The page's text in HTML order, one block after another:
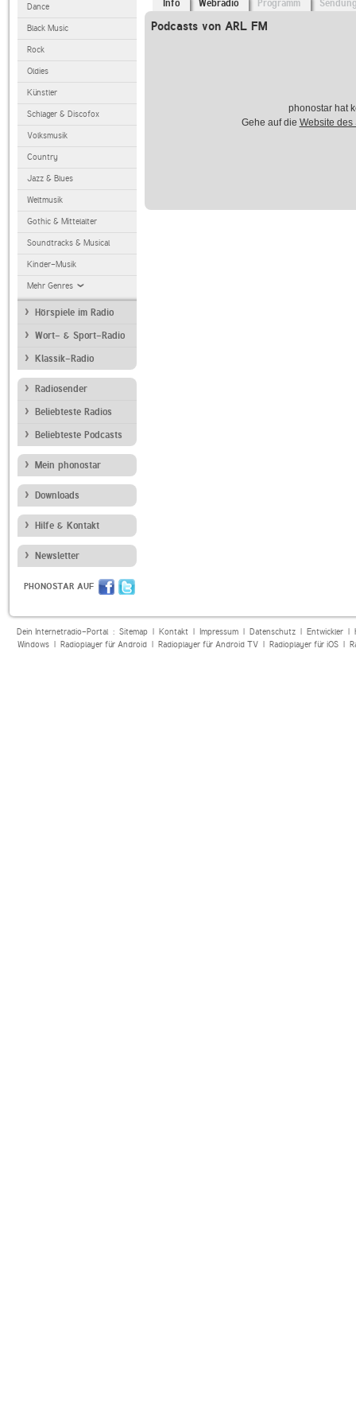
Dance
Black Music
Rock
Oldies
Künstler
Schlager & Discofox
Volksmusik
Country
Jazz & Blues
Weltmusik
Gothic & Mittelalter
Soundtracks & Musical
Kinder-Musik
Mehr Genres
Hörspiele im Radio
Wort- & Sport-Radio
Klassik-Radio
Radiosender
Beliebteste Radios
Beliebteste Podcasts
Mein phonostar
Downloads
Hilfe & Kontakt
Newsletter
PHONOSTAR AUF
Info Webradio Programm
Podcasts von ARL FM
phonostar hat
Gehe auf die Website des
Dein Internetradio-Portal : Sitemap| Kontakt| Impressum| Datenschutz| Entwickler|
Windows| Radioplayer für Android| Radioplayer für Android TV| Radioplayer für iOS|